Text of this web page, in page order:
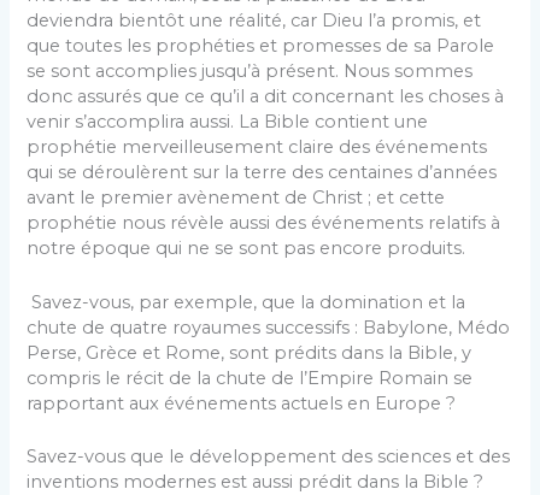
deviendra bientôt une réalité, car Dieu l’a promis, et
que toutes les prophéties et promesses de sa Parole
se sont accomplies jusqu’à présent. Nous sommes
donc assurés que ce qu’il a dit concernant les choses à
venir s’accomplira aussi. La Bible contient une
prophétie merveilleusement claire des événements
qui se déroulèrent sur la terre des centaines d’années
avant le premier avènement de Christ ; et cette
prophétie nous révèle aussi des événements relatifs à
notre époque qui ne se sont pas encore produits.
Savez-vous, par exemple, que la domination et la
chute de quatre royaumes successifs : Babylone, Médo
Perse, Grèce et Rome, sont prédits dans la Bible, y
compris le récit de la chute de l’Empire Romain se
rapportant aux événements actuels en Europe ?
Savez-vous que le développement des sciences et des
inventions modernes est aussi prédit dans la Bible ?